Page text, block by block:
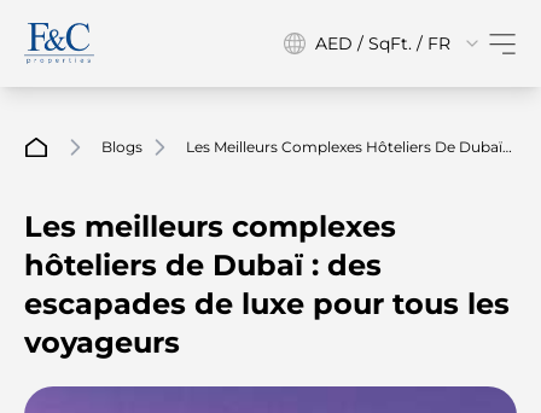
AED / SqFt. / FR
Blogs
Les Meilleurs Complexes Hôteliers De Dubaï :
Les meilleurs complexes
hôteliers de Dubaï : des
escapades de luxe pour tous les
voyageurs